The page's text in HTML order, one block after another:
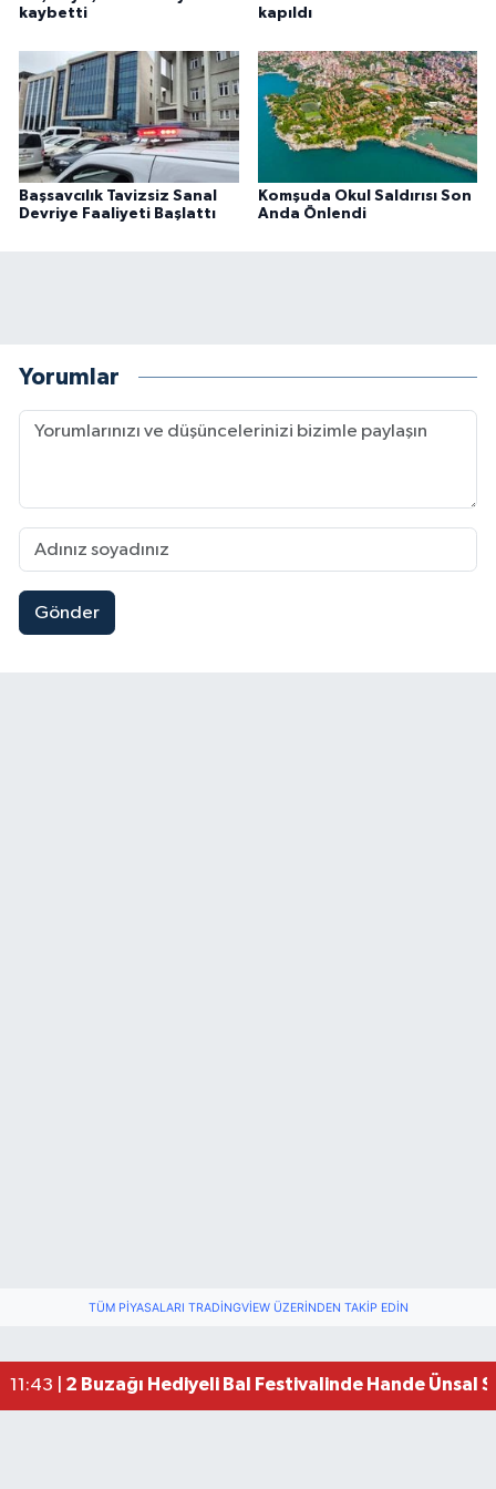
kaybetti
kapıldı
Başsavcılık Tavizsiz Sanal
Devriye Faaliyeti Başlattı
Komşuda Okul Saldırısı Son
Anda Önlendi
Yorumlar
Gönder
TÜM PIYASALARI TRADINGVIEW ÜZERINDEN TAKIP EDIN
11:43 | 2 Buzağı Hediyeli Bal Festivalinde Hande Ünsal